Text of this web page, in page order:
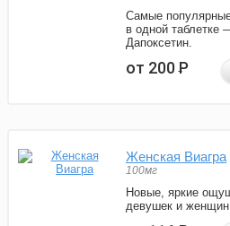
Самые
в одной таблетке
Дапоксетин.
от 200Р
Женская Виагра
100мг
Новые, яркие
девушек и